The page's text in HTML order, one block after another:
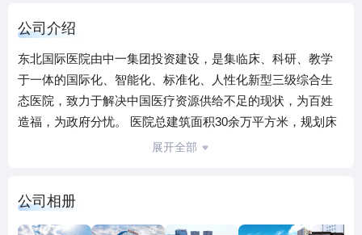
公司介绍
东北国际医院由中一集团投资建设，是集临床、科研、教学
于一体的国际化、智能化、标准化、人性化新型三级综合生
态医院，致力于解决中国医疗资源供给不足的现状，为百姓
造福，为政府分忧。 医院总建筑面积30余万平方米，规划床
位3600张、医护人员3500人以及50个标准化手术室，设有46
点科室负责人由国家级、省部级专业学会委员等高级人才担
任，高水平专家团队将为疑难病、危重病人提供会诊和治疗
展开全部
公司相册